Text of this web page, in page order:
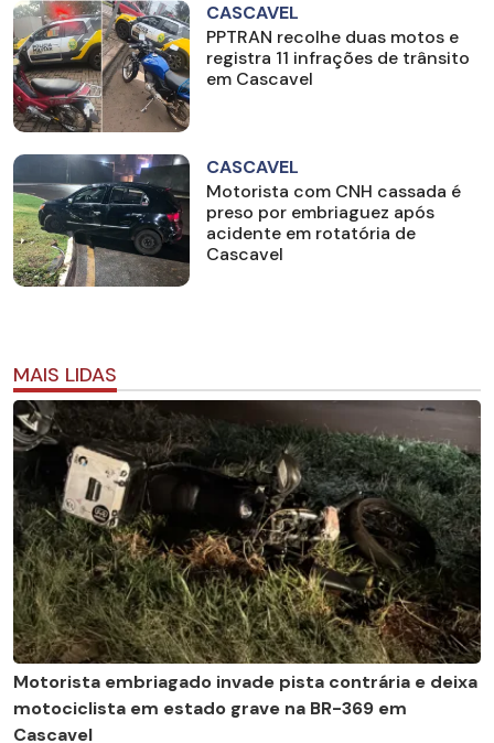
CASCAVEL
PPTRAN recolhe duas motos e
registra 11 infrações de trânsito
em Cascavel
CASCAVEL
Motorista com CNH cassada é
preso por embriaguez após
acidente em rotatória de
Cascavel
MAIS LIDAS
Motorista embriagado invade pista contrária e deixa
motociclista em estado grave na BR-369 em
Cascavel